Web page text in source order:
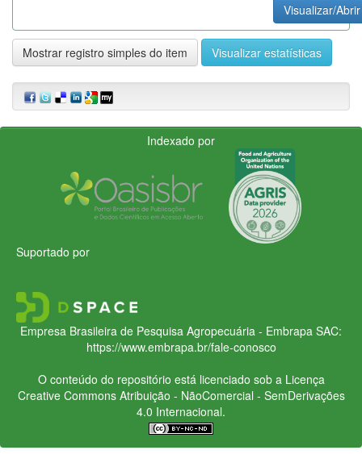
Visualizar/Abrir
Mostrar registro simples do item Visualizar estatísticas
Indexado por
Suportado por
Empresa Brasileira de Pesquisa Agropecuária - Embrapa SAC:
https://www.embrapa.br/fale-conosco
O conteúdo do repositório está licenciado sob a Licença
Creative CommonsAtribuição - NãoComercial - SemDerivações
4.0 Internacional.